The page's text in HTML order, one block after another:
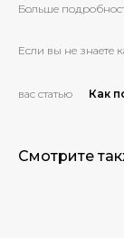
Больше
Если вы не знаете
вас статью Как
Смотрите